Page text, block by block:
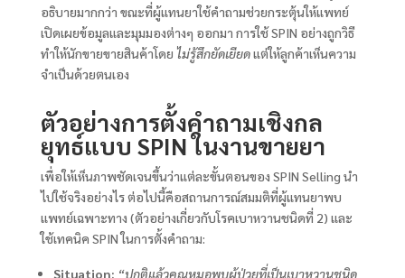
อธิบายมากกว่า ขณะที่ผู้แทนยาใช้คำถามช่วยกระตุ้นให้แพทย์
เปิดเผยข้อมูลและมุมมองต่างๆ ออกมา การใช้ SPIN อย่างถูกวิธี
ทำให้นักขายขายสินค้าโดย ไม่รู้สึกยัดเยียดแต่ให้ลูกค้าเห็นความ
จำเป็นด้วยตนเอง
ตัวอย่างการตั้งคำถามเชิงกล
ยุทธ์แบบ SPIN ในงานขายยา
เพื่อให้เห็นภาพชัดเจนขึ้นว่าแต่ละขั้นตอนของ SPIN Selling นำ
ไปใช้จริงอย่างไร ต่อไปนี้คือสถานการณ์สมมติที่ผู้แทนยาพบ
แพทย์เฉพาะทาง (ตัวอย่างเกี่ยวกับโรคเบาหวานชนิดที่ 2) และ
ใช้เทคนิค SPIN ในการตั้งคำถาม:
Situation: “ปกติแล้วคุณหมอพบผู้ป่วยที่เป็นเบาหวานชนิด